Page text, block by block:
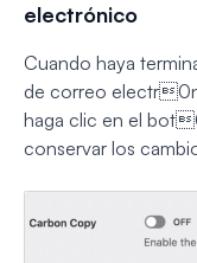
electrónico
Cuando haya
de correo
haga clic en el
conservar los